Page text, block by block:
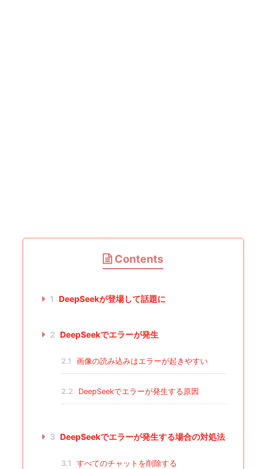
Contents
1 DeepSeekが登場して話題に
2 DeepSeekでエラーが発生
2.1 画像の読み込みはエラーが起きやすい
2.2 DeepSeekでエラーが発生する原因
3 DeepSeekでエラーが発生する場合の対処法
3.1 すべてのチャットを削除する